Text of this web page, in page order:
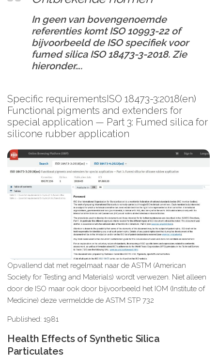
In geen van bovengenoemde
referenties komt ISO 10993-22 of
bijvoorbeeld de ISO specifiek voor
fumed silica ISO 18473-3-2018. Zie
hieronder….
Specific requirementsISO 18473-3:2018(en)
Functional pigments and extenders for
special application — Part 3: Fumed silica for
silicone rubber application
Opvallend dat met regelmaat naar de ASTM (American
Society for Testing and Materials) wordt verwezen. Niet alleen
door de ISO maar ook door bijvoorbeeld het IOM (Institute of
Medicine) deze vermeldde de ASTM STP 732
Published: 1981
Health Effects of Synthetic Silica
Particulates